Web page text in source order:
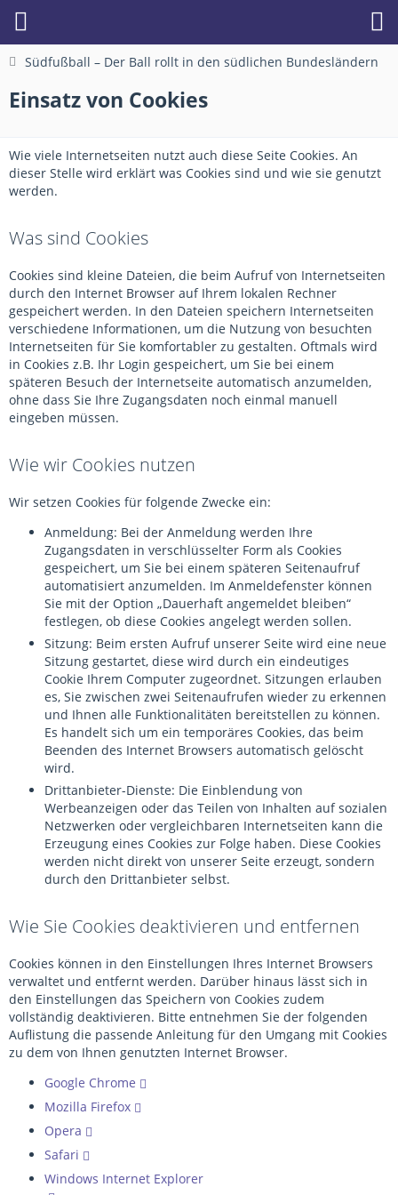
Südfußball – Der Ball rollt in den südlichen Bundesländern
Einsatz von Cookies
Wie viele Internetseiten nutzt auch diese Seite Cookies. An
dieser Stelle wird erklärt was Cookies sind und wie sie genutzt
werden.
Was sind Cookies
Cookies sind kleine Dateien, die beim Aufruf von Internetseiten
durch den Internet Browser auf Ihrem lokalen Rechner
gespeichert werden. In den Dateien speichern Internetseiten
verschiedene Informationen, um die Nutzung von besuchten
Internetseiten für Sie komfortabler zu gestalten. Oftmals wird
in Cookies z.B. Ihr Login gespeichert, um Sie bei einem
späteren Besuch der Internetseite automatisch anzumelden,
ohne dass Sie Ihre Zugangsdaten noch einmal manuell
eingeben müssen.
Wie wir Cookies nutzen
Wir setzen Cookies für folgende Zwecke ein:
Anmeldung: Bei der Anmeldung werden Ihre
Zugangsdaten in verschlüsselter Form als Cookies
gespeichert, um Sie bei einem späteren Seitenaufruf
automatisiert anzumelden. Im Anmeldefenster können
Sie mit der Option „Dauerhaft angemeldet bleiben“
festlegen, ob diese Cookies angelegt werden sollen.
Sitzung: Beim ersten Aufruf unserer Seite wird eine neue
Sitzung gestartet, diese wird durch ein eindeutiges
Cookie Ihrem Computer zugeordnet. Sitzungen erlauben
es, Sie zwischen zwei Seitenaufrufen wieder zu erkennen
und Ihnen alle Funktionalitäten bereitstellen zu können.
Es handelt sich um ein temporäres Cookies, das beim
Beenden des Internet Browsers automatisch gelöscht
wird.
Drittanbieter-Dienste: Die Einblendung von
Werbeanzeigen oder das Teilen von Inhalten auf sozialen
Netzwerken oder vergleichbaren Internetseiten kann die
Erzeugung eines Cookies zur Folge haben. Diese Cookies
werden nicht direkt von unserer Seite erzeugt, sondern
durch den Drittanbieter selbst.
Wie Sie Cookies deaktivieren und entfernen
Cookies können in den Einstellungen Ihres Internet Browsers
verwaltet und entfernt werden. Darüber hinaus lässt sich in
den Einstellungen das Speichern von Cookies zudem
vollständig deaktivieren. Bitte entnehmen Sie der folgenden
Auflistung die passende Anleitung für den Umgang mit Cookies
zu dem von Ihnen genutzten Internet Browser.
Google Chrome
Mozilla Firefox
Opera
Safari
Windows Internet Explorer